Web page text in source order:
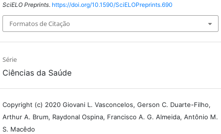
SciELO Preprints. https://doi.org/10.1590/SciELOPreprints.690
Formatos de Citação
Série
Ciências da Saúde
Copyright (c) 2020 Giovani L. Vasconcelos, Gerson C. Duarte-Filho,
Arthur A. Brum, Raydonal Ospina, Francisco A. G. Almeida, Antônio M.
S. Macêdo